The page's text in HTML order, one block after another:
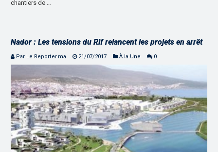
chantiers de …
Nador : Les tensions du Rif relancent les projets en arrêt
Par Le Reporter.ma 21/07/2017 À la Une 0